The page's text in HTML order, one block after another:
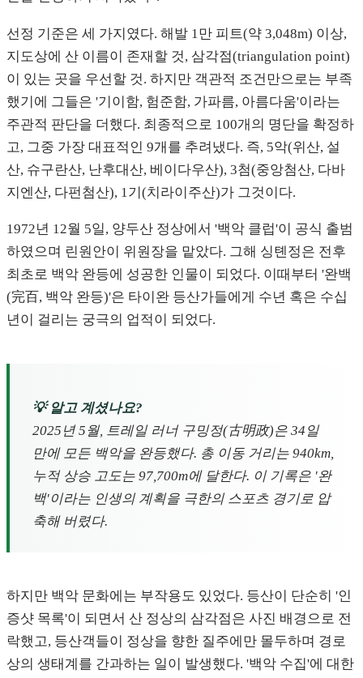
선정 기준은 세 가지였다. 해발 1만 피트(약 3,048m) 이상,
지도상에 산 이름이 존재할 것, 삼각점(triangulation point)
이 있는 곳을 우선할 것. 하지만 객관적 조건만으로는 부족
했기에 그들은 '기이함, 험준함, 가파름, 아름다움'이라는
주관적 판단을 더했다. 최종적으로 100개의 명단을 확정하
고, 그중 가장 대표적인 9개를 추려냈다. 즉, 5악(위산, 설
산, 슈구란산, 난후대산, 베이다우산), 3첨(중앙첨산, 다바
지엔산, 다펀첨산), 1기(치라이주산)가 그것이다.
1972년 12월 5일, 양두산 정상에서 '백악 클럽'이 공식 출범
하였으며 린원안이 위원장을 맡았다. 그해 싱톈정은 전후
최초로 백악 완등에 성공한 인물이 되었다. 이때부터 '완백
(完百, 백악 완등)'은 타이완 등산가들에게 수년 혹은 수십
년이 걸리는 궁극의 업적이 되었다.
💡 알고 계셨나요?
2025년 5월, 트레일 러너 구밍정(古明政)은 34일
만에 모든 백악을 완등했다. 총 이동 거리는 940km,
누적 상승 고도는 97,700m에 달한다. 이 기록은 '완
백'이라는 인생의 계획을 극한의 스포츠 경기로 압
축해 버렸다.
하지만 백악 문화에는 부작용도 있었다. 등산이 단순히 '인
증샷 목록'이 되면서 산 정상의 삼각점은 사진 배경으로 전
락했고, 등산객들이 정상을 향한 질주에만 몰두하며 경로
상의 생태계를 간과하는 일이 발생했다. '백악 수집'에 대한